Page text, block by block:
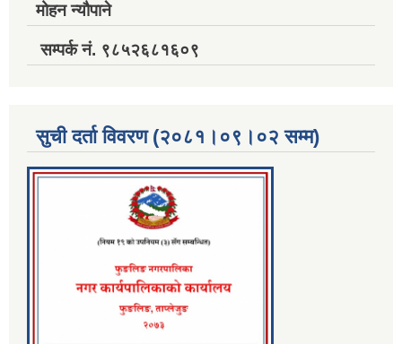
मोहन न्यौपाने
सम्पर्क नं. ९८५२६८१६०९
सुची दर्ता विवरण (२०८१।०९।०२ सम्म)